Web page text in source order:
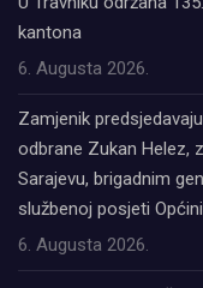
kantona
6. Augusta 2026.
Zamjenik
odbrane Zukan Helez,
Sarajevu, brigadnim
službenoj posjeti
6. Augusta 2026.